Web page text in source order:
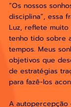
“Os nossos
disciplina”, essa
Luz, reflete
tenho tido sobre
tempos. Meus
objetivos que
de estratégias
para fazê-los
A